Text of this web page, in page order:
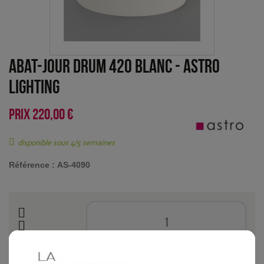
Abat-jour Drum 420 blanc-Astro
Lighting
PRIX220,00 €
disponible sous 4/5 semaines
Référence : AS-4090